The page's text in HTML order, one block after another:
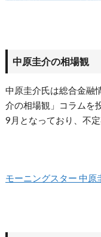
中原圭介の相場観
中原圭介氏は総合金融
介の相場観」コラムを
9月となっており、不
モーニングスター 中原